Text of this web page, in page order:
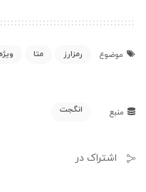
موضوع رمزارز متا ویژه
منبع انگجت
اشتراک در